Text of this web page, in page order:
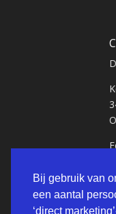
Bij gebruik van
een aantal
‘direct